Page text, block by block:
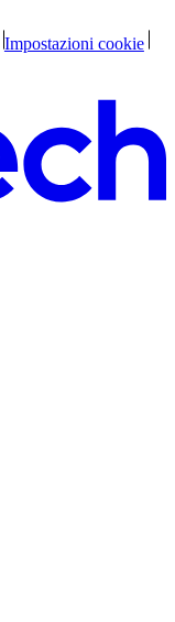
Impostazioni cookie